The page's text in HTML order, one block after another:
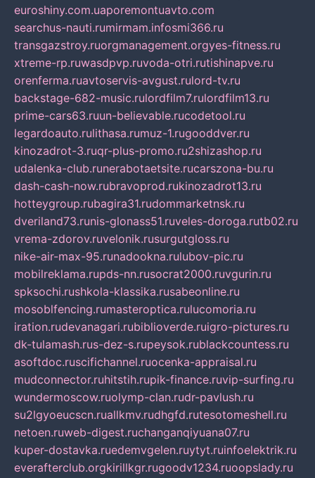
euroshiny.com.uaporemontuavto.com
searchus-nauti.rumirmam.infosmi366.ru
transgazstroy.ruorgmanagement.orgyes-fitness.ru
xtreme-rp.ruwasdpvp.ruvoda-otri.rutishinapve.ru
orenferma.ruavtoservis-avgust.rulord-tv.ru
backstage-682-music.rulordfilm7.rulordfilm13.ru
prime-cars63.ruun-believable.rucodetool.ru
legardoauto.rulithasa.rumuz-1.rugooddver.ru
kinozadrot-3.ruqr-plus-promo.ru2shizashop.ru
udalenka-club.runerabotaetsite.rucarszona-bu.ru
dash-cash-now.rubravoprod.rukinozadrot13.ru
hotteygroup.rubagira31.rudommarketnsk.ru
dveriland73.runis-glonass51.ruveles-doroga.rutb02.ru
vrema-zdorov.ruvelonik.rusurgutgloss.ru
nike-air-max-95.runadookna.rulubov-pic.ru
mobilreklama.rupds-nn.rusocrat2000.ruvgurin.ru
spksochi.rushkola-klassika.rusabeonline.ru
mosoblfencing.rumasteroptica.rulucomoria.ru
iration.rudevanagari.rubiblioverde.ruigro-pictures.ru
dk-tulamash.rus-dez-s.rupeysok.rublackcountess.ru
asoftdoc.ruscifichannel.ruocenka-appraisal.ru
mudconnector.ruhitstih.rupik-finance.ruvip-surfing.ru
wundermoscow.ruolymp-clan.rudr-pavlush.ru
su2lgyoeucscn.ruallkmv.rudhgfd.rutesotomeshell.ru
netoen.ruweb-digest.ruchanganqiyuana07.ru
kuper-dostavka.ruedemvgelen.ruytyt.ruinfoelektrik.ru
everafterclub.orgkirillkgr.rugoodv1234.ruoopslady.ru